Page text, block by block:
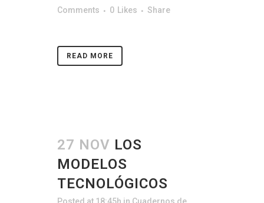
Comments
0 Likes Share
READ MORE
27 NOV LOS
MODELOS
TECNOLÓGICOS